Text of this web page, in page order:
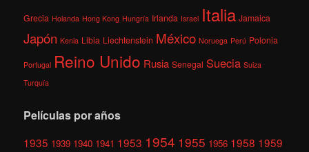
Grecia Holanda Hong Kong Hungría Irlanda Israel Italia Jamaica
Japón Kenia Libia Liechtenstein México Noruega Perú Polonia
Portugal Reino Unido Rusia Senegal Suecia Suiza
Turquía
Películas por años
1935 1939 1940 1941 1953 1954 1955 1956 1958 1959